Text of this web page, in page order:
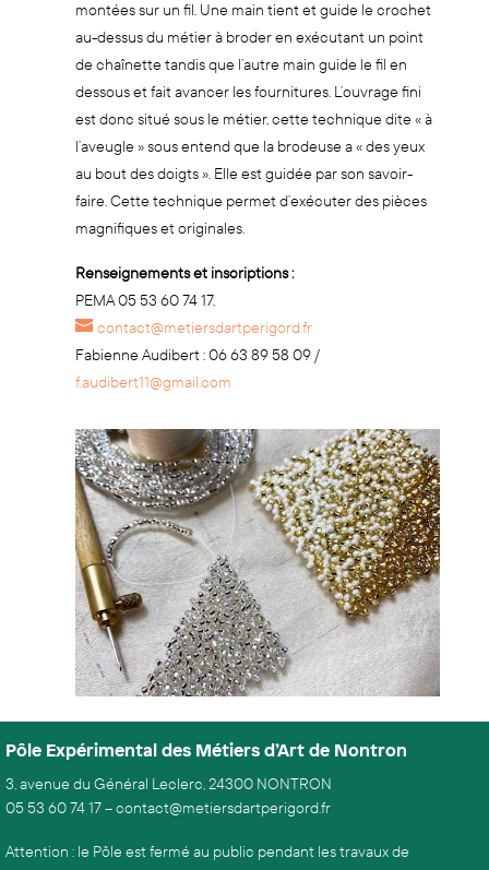
montées sur un fil. Une main tient et guide le crochet
au-dessus du métier à broder en exécutant un point
de chaînette tandis que l’autre main guide le fil en
dessous et fait avancer les fournitures. L’ouvrage fini
est donc situé sous le métier, cette technique dite « à
l’aveugle » sous entend que la brodeuse a « des yeux
au bout des doigts ». Elle est guidée par son savoir-
faire. Cette technique permet d’exécuter des pièces
magnifiques et originales.
Renseignements et inscriptions :
PEMA 05 53 60 74 17,
contact@metiersdartperigord.fr
Fabienne Audibert : 06 63 89 58 09 /
f.audibert11@gmail.com
Pôle Expérimental des Métiers d’Art de Nontron
3, avenue du Général Leclerc, 24300 NONTRON
05 53 60 74 17–contact@metiersdartperigord.fr
Attention : le Pôle est fermé au public pendant les travaux de